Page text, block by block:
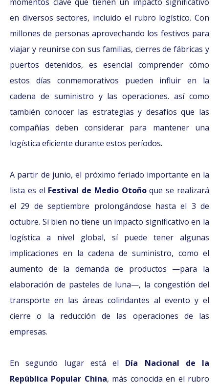
en diversos sectores, incluido el rubro logístico. Con
millones de personas aprovechando los festivos para
viajar y reunirse con sus familias, cierres de fábricas y
puertos detenidos, es esencial comprender cómo
estos días conmemorativos pueden influir en la
cadena de suministro y las operaciones. así como
también conocer las estrategias y desafíos que las
compañías deben considerar para mantener una
logística eficiente durante estos períodos.
A partir de junio, el próximo feriado importante en la
lista es el Festival de Medio Otoñoque se realizará
el 29 de septiembre prolongándose hasta el 3 de
octubre. Si bien no tiene un impacto significativo en la
logística a nivel global, sí puede tener algunas
implicaciones en la cadena de suministro, como el
aumento de la demanda de productos —para la
elaboración de pasteles de luna—, la congestión del
transporte en las áreas colindantes al evento y el
cierre o la reducción de las operaciones de las
empresas.
En segundo lugar está el Día Nacional de la
República Popular China, más conocida en el rubro